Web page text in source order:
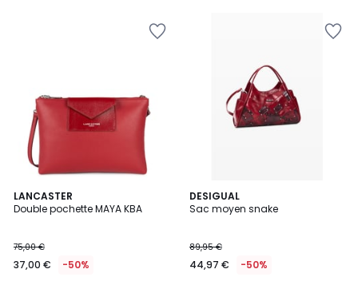
LANCASTER
Double pochette MAYA KBA
75,00 €
37,00 € -50%
4,6
/ 5
DESIGUAL
Sac moyen snake
89,95 €
44,97 € -50%